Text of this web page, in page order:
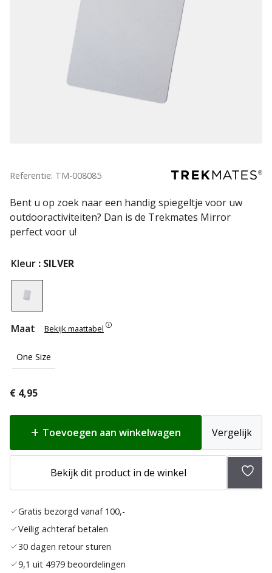
Referentie: TM-008085
Bent u op zoek naar een handig spiegeltje voor uw
outdooractiviteiten? Dan is de Trekmates Mirror
perfect voor u!
Kleur : SILVER
Maat Bekijk maattabel
One Size
€ 4,95
Toevoegen aan winkelwagen Vergelijk
Bekijk dit product in de winkel
Gratis bezorgd vanaf 100,-
Veilig achteraf betalen
30 dagen retour sturen
9,1 uit 4979 beoordelingen